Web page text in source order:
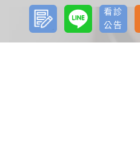
看診
公告
預約
諮詢
LINE